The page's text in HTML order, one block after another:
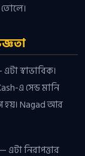
স্বাভাবিক।
এ সেন্ড মানি
হয়। Nagad আর
নিরাপত্তার